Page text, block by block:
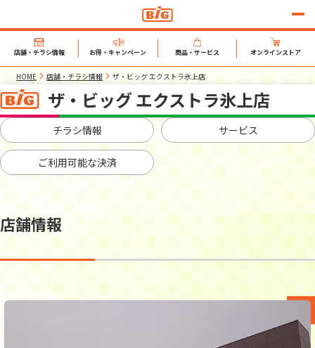
店舗・チラシ情報 お得・キャンペーン 商品・サービス オンラインストア
HOME 店舗・チラシ情報 ザ・ビッグ エクストラ氷上店
ザ・ビッグ エクストラ氷上店
チラシ情報 サービス
ご利用可能な決済
店舗情報